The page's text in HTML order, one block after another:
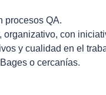
procesos QA.
organizativo, con
y cualidad en el
o cercanías.